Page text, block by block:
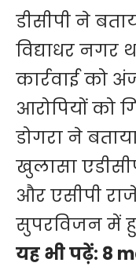
डीसीपी ने
विद्याधर
कार्रवाई को
आरोपियों को
डोगरा ने
खुलासा
और एसीपी
सुपरविजन में
यह भी पढ़ें: 8